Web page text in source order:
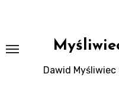
Dawid Myśliwiec